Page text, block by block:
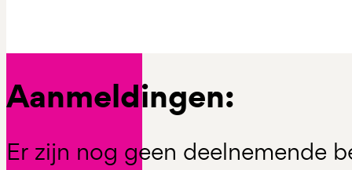
Aanmeldingen:
Er zijn nog geen deelnemende